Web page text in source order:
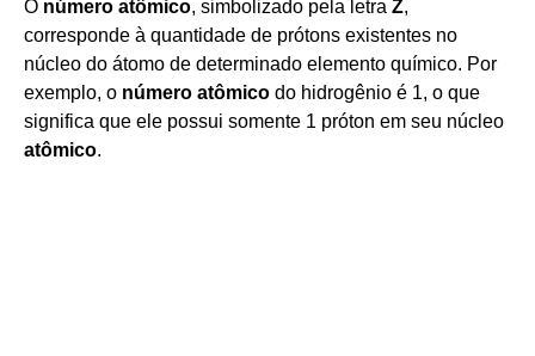
O número atômico, simbolizado pela letra Z,
corresponde à quantidade de prótons existentes no
núcleo do átomo de determinado elemento químico. Por
exemplo, o número atômico do hidrogênio é 1, o que
significa que ele possui somente 1 próton em seu núcleo
atômico.